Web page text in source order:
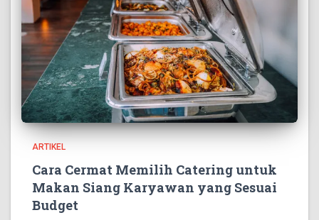
ARTIKEL
Cara Cermat Memilih Catering untuk
Makan Siang Karyawan yang Sesuai
Budget